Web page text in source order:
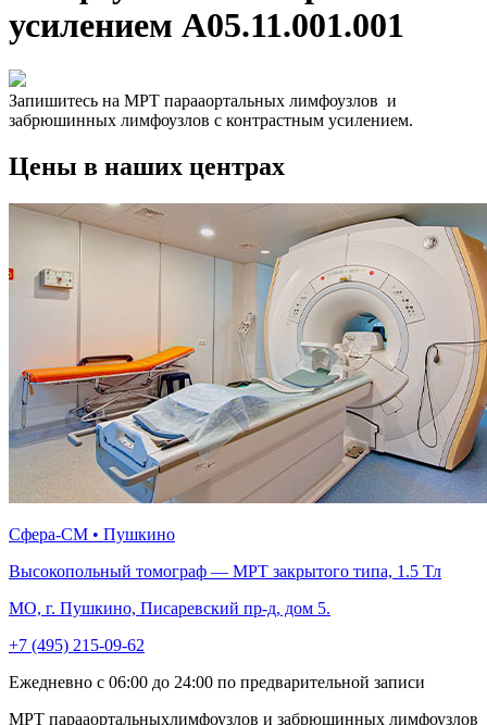
усилением A05.11.001.001
Запишитесь на МРТ парааортальных лимфоузлов и
забрюшинных лимфоузлов с контрастным усилением.
Цены в наших центрах
Сфера-СМ • Пушкино
Высокопольный томограф — МРТ закрытого типа, 1.5 Тл
МО, г. Пушкино, Писаревский пр-д, дом 5.
+7 (495) 215-09-62
Ежедневно с 06:00 до 24:00 по предварительной записи
МРТ парааортальныхлимфоузлов и забрюшинных лимфоузлов